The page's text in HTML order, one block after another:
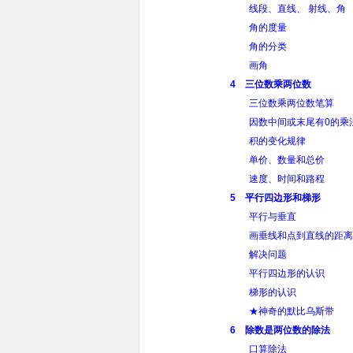
线段、直线、 射线、角
角的度量
角的分类
画角
4 三位数乘两位数
三位数乘两位数笔算
因数中间或末尾有0的乘
积的变化规律
单价、数量和总价
速度、时间和路程
5 平行四边形和梯形
平行与垂直
画垂线和点到直线的距离
解决问题
平行四边形的认识
梯形的认识
★神奇的默比乌斯带
6 除数是两位数的除法
口算除法